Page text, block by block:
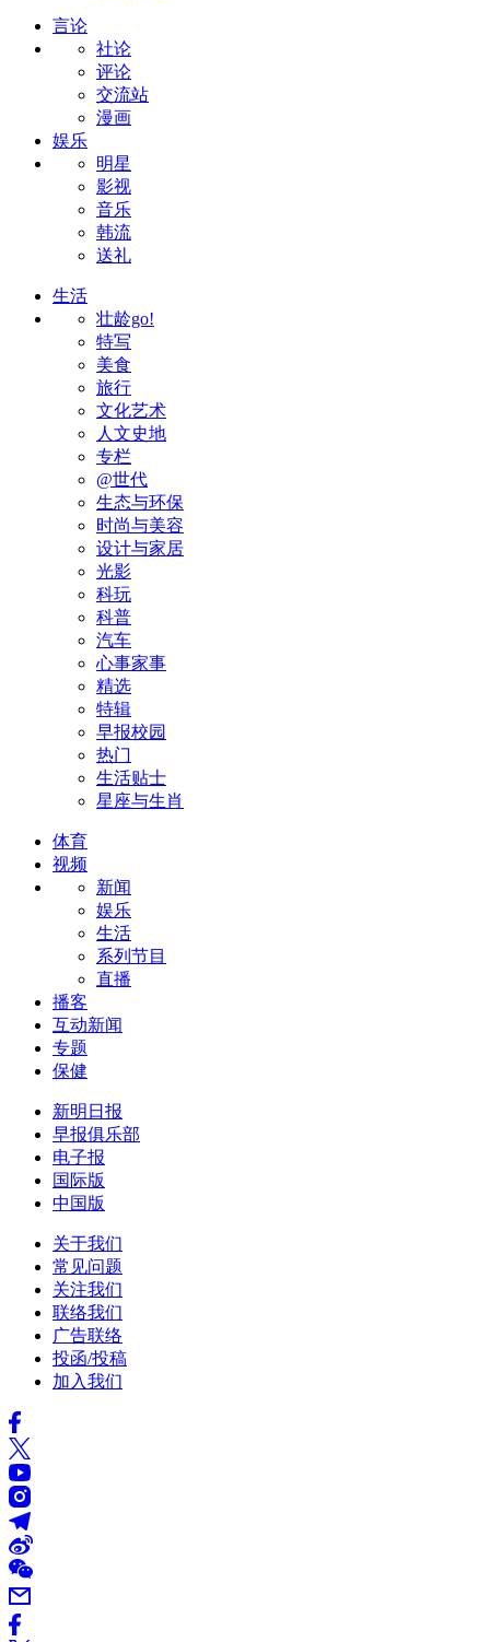
言论
社论
评论
交流站
漫画
娱乐
明星
影视
音乐
韩流
送礼
生活
壮龄go!
特写
美食
旅行
文化艺术
人文史地
专栏
@世代
生态与环保
时尚与美容
设计与家居
光影
科玩
科普
汽车
心事家事
精选
特辑
早报校园
热门
生活贴士
星座与生肖
体育
视频
新闻
娱乐
生活
系列节目
直播
播客
互动新闻
专题
保健
新明日报
早报俱乐部
电子报
国际版
中国版
关于我们
常见问题
关注我们
联络我们
广告联络
投函/投稿
加入我们